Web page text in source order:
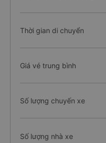
Thời gian di chuyển
Giá vé trung bình
Số lượng chuyến xe
Số lượng nhà xe